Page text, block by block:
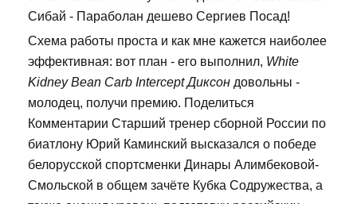
Сибай - Параболан дешево Сергиев Посад!
Схема работы проста и как мне кажется наиболее
эффективная: вот план - его выполнил, White
Kidney Bean Carb Intercept Диксон довольны -
молодец, получи премию. Поделиться
Комментарии Старший тренер сборной России по
биатлону Юрий Каминский высказался о победе
белорусской спортсменки Динары Алимбековой-
Смольской в общем зачёте Кубка Содружества, а